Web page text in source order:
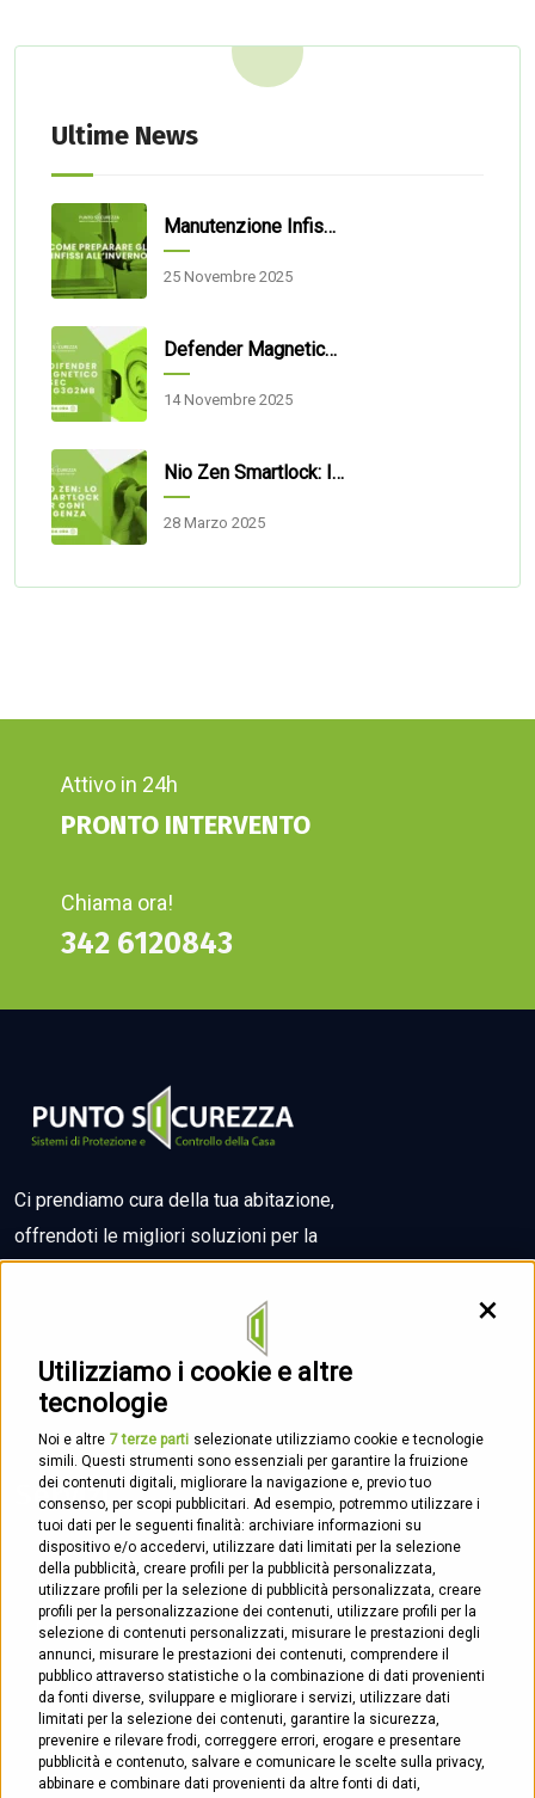
Utilizziamo i cookie e altre
tecnologie
Noi e altre 7 terze parti selezionate utilizziamo cookie e tecnologie
simili. Questi strumenti sono essenziali per garantire la fruizione
dei contenuti digitali, migliorare la navigazione e, previo tuo
consenso, per scopi pubblicitari. Ad esempio, potremmo utilizzare i
tuoi dati per le seguenti finalità: archiviare informazioni su
dispositivo e/o accedervi, utilizzare dati limitati per la selezione
della pubblicità, creare profili per la pubblicità personalizzata,
utilizzare profili per la selezione di pubblicità personalizzata, creare
profili per la personalizzazione dei contenuti, utilizzare profili per la
selezione di contenuti personalizzati, misurare le prestazioni degli
annunci, misurare le prestazioni dei contenuti, comprendere il
pubblico attraverso statistiche o la combinazione di dati provenienti
da fonti diverse, sviluppare e migliorare i servizi, utilizzare dati
limitati per la selezione dei contenuti, garantire la sicurezza,
prevenire e rilevare frodi, correggere errori, erogare e presentare
pubblicità e contenuto, salvare e comunicare le scelte sulla privacy,
abbinare e combinare dati provenienti da altre fonti di dati,
Ultime News
Manutenzione Infissi: Come Prepararli Al Meglio Per L’inverno
25 Novembre 2025
Defender Magnetico Disec 3G2MB: Sicurezza E Praticità Per Porte Blindate
14 Novembre 2025
Nio Zen Smartlock: Il Cilindro Di Sicurezza Smart Per Ogni Esigenza
28 Marzo 2025
Attivo in 24h
PRONTO INTERVENTO
Chiama ora!
342 6120843
Ci prendiamo cura della tua abitazione,
offrendoti le migliori soluzioni per la
Servizi
Riparazione Tapparelle
Riparazione Zanzariere
Apertura Porte
Coibentazione Cassonetti